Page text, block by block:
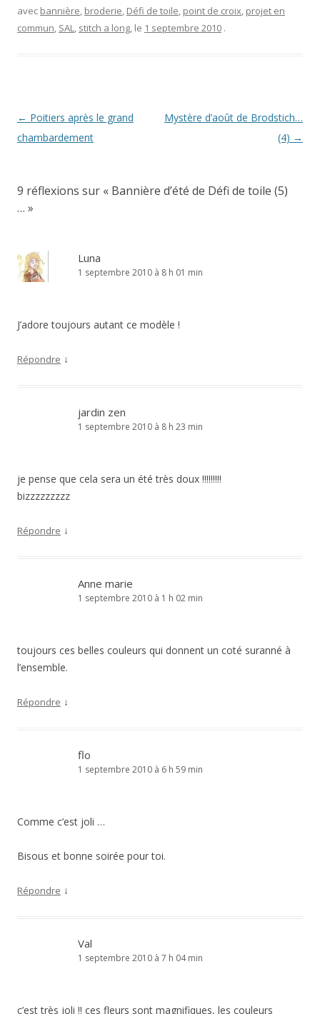
avec bannière, broderie, Défi de toile, point de croix, projet en
commun, SAL, stitch a long, le 1 septembre 2010 .
Navigation
des
← Poitiers après le grand
chambardement
Mystère d’août de Brodstich…
(4) →
9 réflexions sur « Bannière d’été de Défi de toile (5)
… »
Luna
1 septembre 2010 à 8 h 01 min
J’adore toujours autant ce modèle !
Répondre ↓
jardin zen
1 septembre 2010 à 8 h 23 min
je pense que cela sera un été très doux !!!!!!!!!
bizzzzzzzzz
Répondre ↓
Anne marie
1 septembre 2010 à 1 h 02 min
toujours ces belles couleurs qui donnent un coté suranné à
l’ensemble.
Répondre ↓
flo
1 septembre 2010 à 6 h 59 min
Comme c’est joli …
Bisous et bonne soirée pour toi.
Répondre ↓
Val
1 septembre 2010 à 7 h 04 min
c’est très joli !! ces fleurs sont magnifiques, les couleurs